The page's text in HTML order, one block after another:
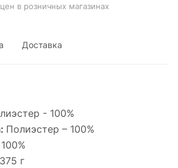
в розничных магазинах
Доставка
- 100%
Полиэстер – 100%
375 г